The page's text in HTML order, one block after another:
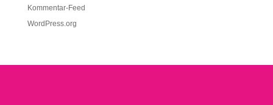
Kommentar-Feed
WordPress.org